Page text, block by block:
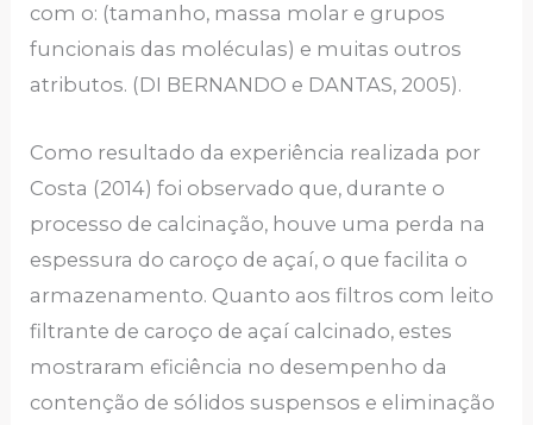
com o: (tamanho, massa molar e grupos
funcionais das moléculas) e muitas outros
atributos. (DI BERNANDO e DANTAS, 2005).
Como resultado da experiência realizada por
Costa (2014) foi observado que, durante o
processo de calcinação, houve uma perda na
espessura do caroço de açaí, o que facilita o
armazenamento. Quanto aos filtros com leito
filtrante de caroço de açaí calcinado, estes
mostraram eficiência no desempenho da
contenção de sólidos suspensos e eliminação